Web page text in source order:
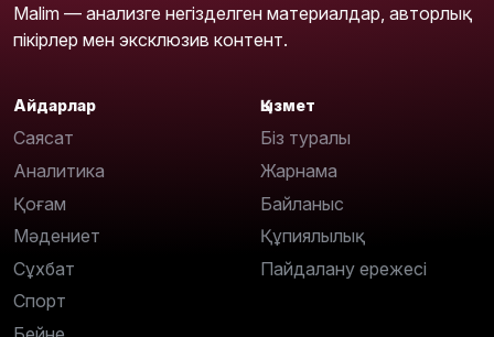
Malim — анализге негізделген материалдар, авторлық
пікірлер мен эксклюзив контент.
Айдарлар
Саясат
Аналитика
Қоғам
Мәдениет
Сұхбат
Спорт
Қызмет
Біз туралы
Жарнама
Байланыс
Құпиялылық
Пайдалану ережесі